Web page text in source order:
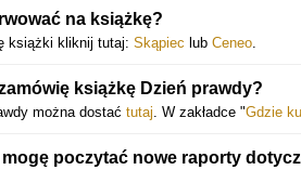
na książkę?
książki kliknij tutaj: Skąpiec lub Ceneo.
książkę Dzień prawdy?
można dostać tutaj. W zakładce "Gdzie
poczytać nowe raporty